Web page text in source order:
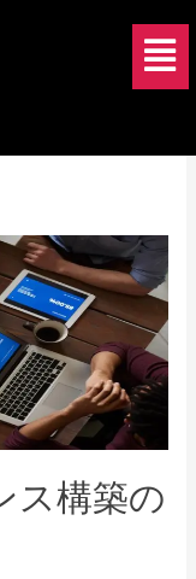
メ
ニ
ュ
ス構築の